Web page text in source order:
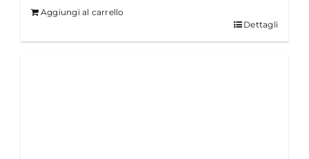
Aggiungi al carrello
Dettagli